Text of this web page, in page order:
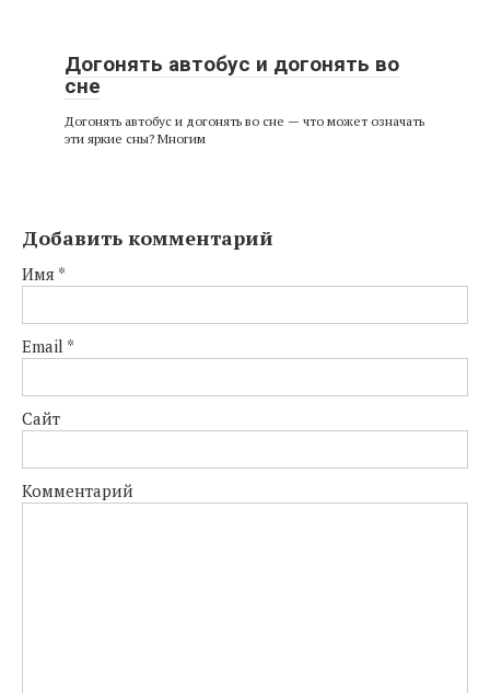
Догонять автобус и догонять во
сне
Догонять автобус и догонять во сне — что может означать
эти яркие сны? Многим
Добавить комментарий
Имя *
Email *
Сайт
Комментарий